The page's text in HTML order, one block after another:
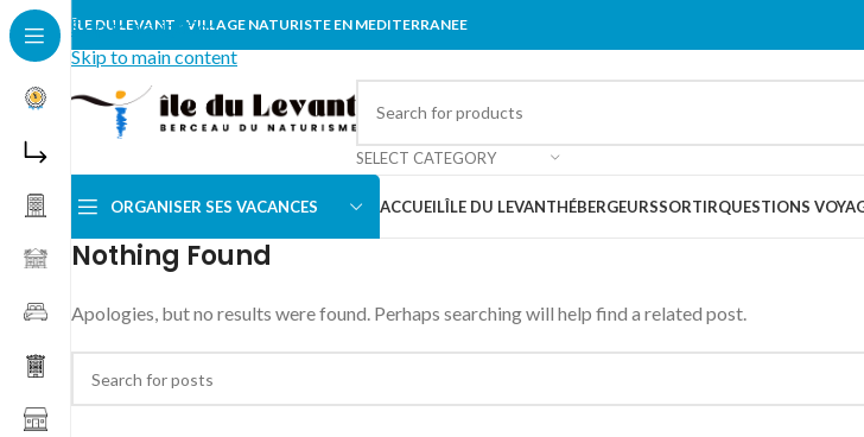
Skip to navigation
Skip to main content
ÎLE DU LEVANT - VILLAGE NATURISTE EN MEDITERRANEE
SELECT CATEGORY
ORGANISER SES VACANCES ACCUEILÎLE DU LEVANTHÉBERGEURSSORTIRQUESTIONS
Nothing Found
Apologies, but no results were found. Perhaps searching will help find a related post.